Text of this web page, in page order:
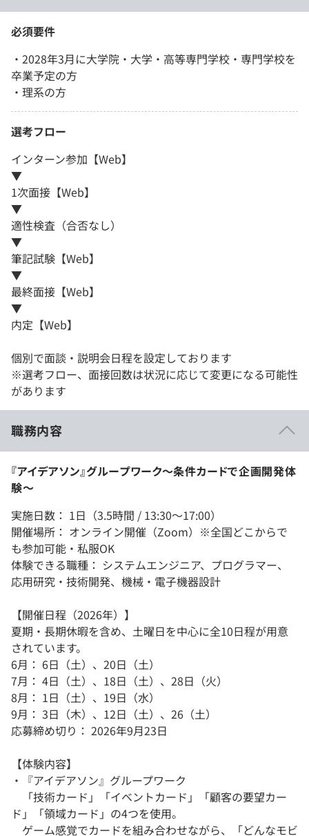
必須要件
・2028年3月に大学院・大学・高等専門学校・専門学校を
卒業予定の方
・理系の方
選考フロー
インターン参加【Web】
▼
1次面接【Web】
▼
適性検査（合否なし）
▼
筆記試験【Web】
▼
最終面接【Web】
▼
内定【Web】
個別で面談・説明会日程を設定しております
※選考フロー、面接回数は状況に応じて変更になる可能性
があります
職務内容
『アイデアソン』グループワーク～条件カードで企画開発体
験～
実施日数： 1日（3.5時間 / 13:30～17:00）
開催場所： オンライン開催（Zoom）※全国どこからで
も参加可能・私服OK
体験できる職種： システムエンジニア、プログラマー、
応用研究・技術開発、機械・電子機器設計
【開催日程（2026年）】
夏期・長期休暇を含め、土曜日を中心に全10日程が用意
されています。
6月： 6日（土）、20日（土）
7月： 4日（土）、18日（土）、28日（火）
8月： 1日（土）、19日（水）
9月： 3日（木）、12日（土）、26（土）
応募締め切り： 2026年9月23日
【体験内容】
・『アイデアソン』グループワーク
「技術カード」「イベントカード」「顧客の要望カー
ド」「領域カード」の4つを使用。
ゲーム感覚でカードを組み合わせながら、「どんなモビ